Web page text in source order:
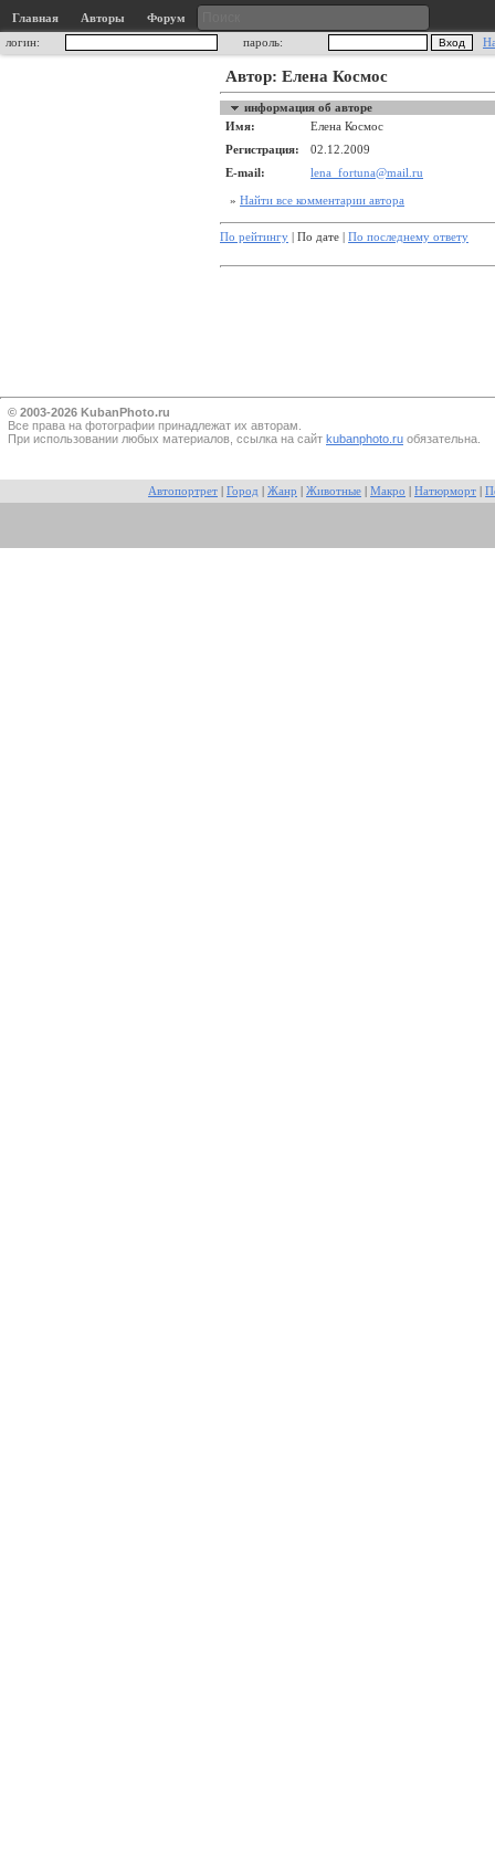
Главная Авторы
Форум
логин:
пароль:
Автор: Елена Космос
информация об авторе
Имя:
Елена Космос
Регистрация:
02.12.2009
E-mail:
lena_fortuna@mail.ru
» Найти все комментарии автора
По рейтингу | По дате | По последнему ответу
© 2003-2026 KubanPhoto.ru
Все прaва на фотографии принадлежат их авторам.
При использовании любых материалов, ссылка на сайт kubanphoto.ru обязательна.
Автопортрет Город Жанр Животные Макро Натюрморт